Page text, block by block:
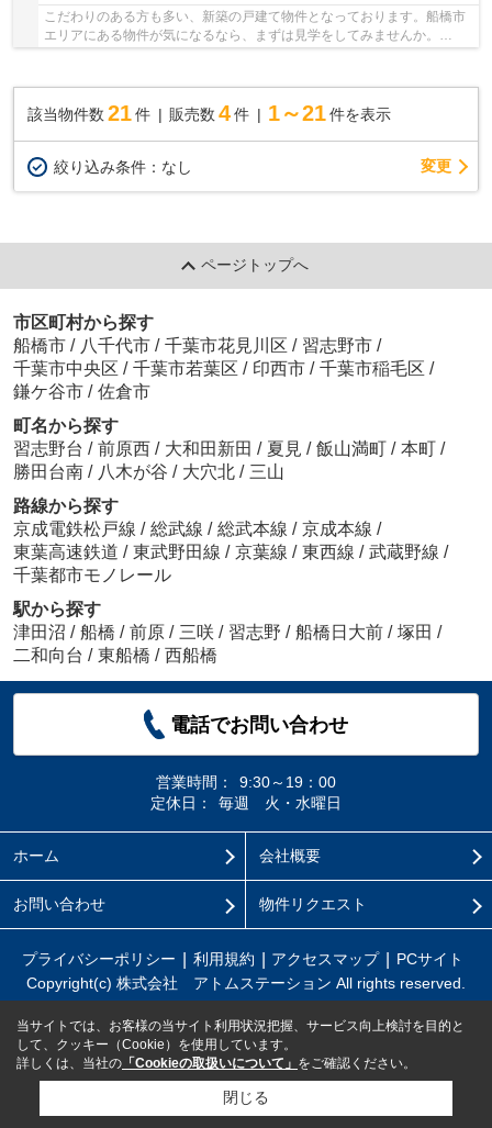
こだわりのある方も多い、新築の戸建て物件となっております。船橋市
エリアにある物件が気になるなら、まずは見学をしてみませんか。
該当物件数 21件 販売数 4 件 1～21 件を表示
絞り込み条件： なし 変更
ページトップへ
市区町村から探す
船橋市 / 八千代市 / 千葉市花見川区 / 習志野市 /
千葉市中央区 / 千葉市若葉区 / 印西市 / 千葉市稲毛区 /
鎌ケ谷市 / 佐倉市
町名から探す
習志野台 / 前原西 / 大和田新田 / 夏見 / 飯山満町 / 本町 /
勝田台南 / 八木が谷 / 大穴北 / 三山
路線から探す
京成電鉄松戸線 / 総武線 / 総武本線 / 京成本線 /
東葉高速鉄道 / 東武野田線 / 京葉線 / 東西線 / 武蔵野線 /
千葉都市モノレール
駅から探す
津田沼 / 船橋 / 前原 / 三咲 / 習志野 / 船橋日大前 / 塚田 /
二和向台 / 東船橋 / 西船橋
電話でお問い合わせ
営業時間：
9:30～19：00
定休日：
毎週 火・水曜日
ホーム 会社概要
お問い合わせ 物件リクエスト
プライバシーポリシー 利用規約 アクセスマップ
PCサイト
Copyright(c) 株式会社 アトムステーション All rights reserved.
当サイトでは、お客様の当サイト利用状況把握、サービス向上検討を目的と
して、クッキー（Cookie）を使用しています。
詳しくは、当社の 「Cookieの取扱いについて」 をご確認ください。
閉じる